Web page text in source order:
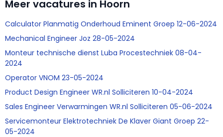
Meer vacatures in Hoorn
Calculator Planmatig Onderhoud Eminent Groep 12-06-2024
Mechanical Engineer Joz 28-05-2024
Monteur technische dienst Luba Procestechniek 08-04-
2024
Operator VNOM 23-05-2024
Product Design Engineer WR.nl Solliciteren 10-04-2024
Sales Engineer Verwarmingen WR.nl Solliciteren 05-06-2024
Servicemonteur Elektrotechniek De Klaver Giant Groep 22-
05-2024